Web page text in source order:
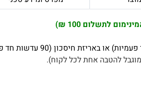
להטבה אחת לכל לקוח).